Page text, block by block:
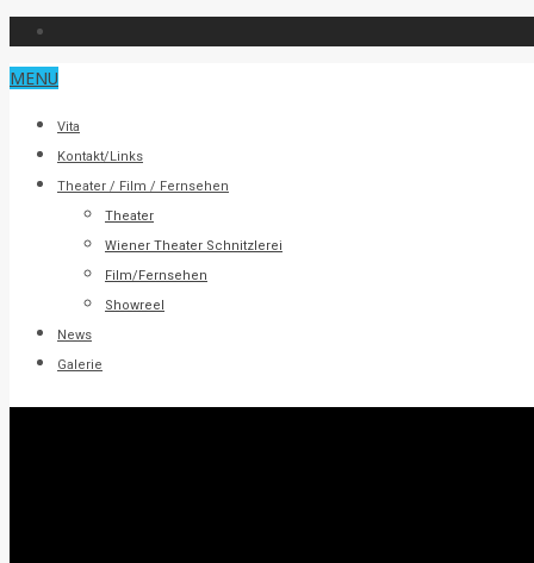
MENU
Vita
Kontakt/Links
Theater / Film / Fernsehen
Theater
Wiener Theater Schnitzlerei
Film/Fernsehen
Showreel
News
Galerie